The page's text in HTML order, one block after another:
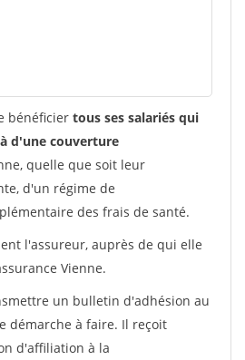
bénéficier tous ses salariés qui
d'une couverture
quelle que soit leur
d'un régime de
des frais de santé.
l'assureur, auprès de qui elle
Vienne.
un bulletin d'adhésion au
démarche à faire. Il reçoit
d'affiliation à la